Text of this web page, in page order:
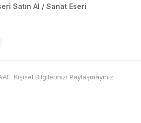
Satın Al / Sanat Eseri
Kişisel Bilgilerinizi Paylaşmayınız